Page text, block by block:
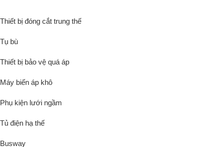
Thiết bị đóng cắt trung thế
Tụ bù
Thiết bị bảo vệ quá áp
Máy biến áp khô
Phụ kiện lưới ngầm
Tủ điện hạ thế
Busway